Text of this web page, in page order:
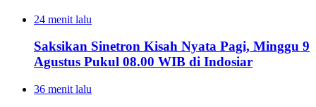
24 menit lalu
Saksikan Sinetron Kisah Nyata Pagi, Minggu 9
Agustus Pukul 08.00 WIB di Indosiar
36 menit lalu